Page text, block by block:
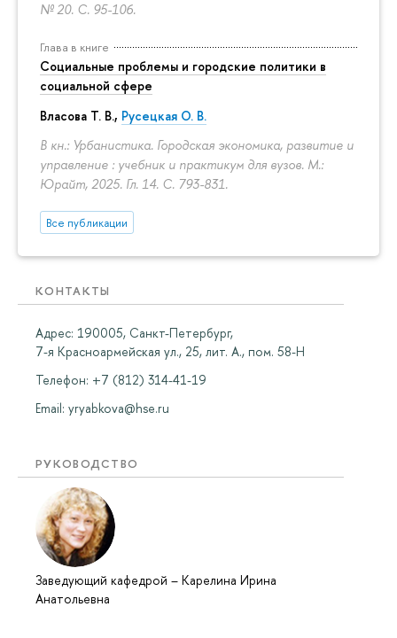
№ 20. С. 95-106.
Глава в книге
Социальные проблемы и городские политики в
социальной сфере
Власова Т. В., Русецкая О. В.
В кн.: Урбанистика. Городская экономика, развитие и
управление : учебник и практикум для вузов. М.:
Юрайт, 2025. Гл. 14. С. 793-831.
Все публикации
КОНТАКТЫ
Адрес: 190005, Санкт-Петербург,
7-я Красноармейская ул., 25, лит. А., пом. 58-Н
Телефон: +7 (812) 314-41-19
Email: yryabkova@hse.ru
РУКОВОДСТВО
Заведующий кафедрой – Карелина Ирина
Анатольевна